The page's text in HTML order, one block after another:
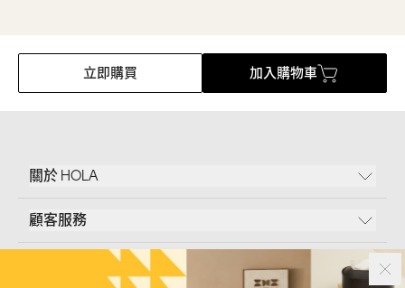
立即購買 加入購物車
關於 HOLA
顧客服務